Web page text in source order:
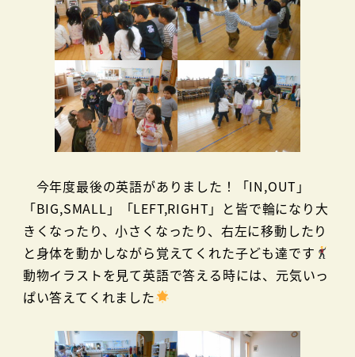
今年度最後の英語がありました！「IN,OUT」
「BIG,SMALL」「LEFT,RIGHT」と皆で輪になり大
きくなったり、小さくなったり、右左に移動したり
と身体を動かしながら覚えてくれた子ども達です
動物イラストを見て英語で答える時には、元気いっ
ぱい答えてくれました